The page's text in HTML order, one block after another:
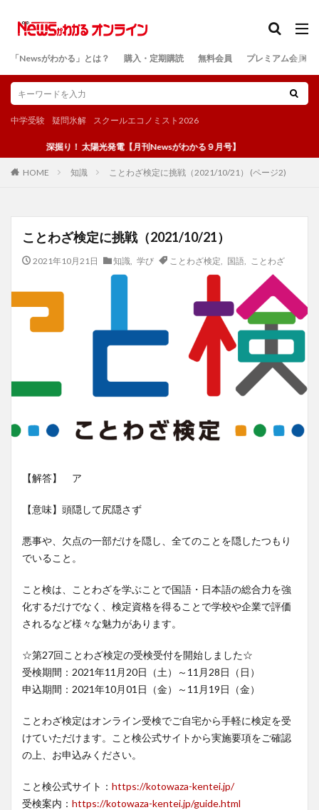
「Newsがわかる」とは？ 購入・定期購読 無料会員 プレミアム会員
中学受験 疑問氷解 スクールエコノミスト2026
深掘り！ 太陽光発電【月刊Newsがわかる９月号】
HOME 知識 ことわざ検定に挑戦（2021/10/21） (ページ2)
ことわざ検定に挑戦（2021/10/21）
2021年10月21日 知識 学び ことわざ検定 国語, ことわざ
【解答】 ア
【意味】頭隠して尻隠さず
悪事や、欠点の一部だけを隠し、全てのことを隠したつもり
でいること。
こと検は、ことわざを学ぶことで国語・日本語の総合力を強
化するだけでなく、検定資格を得ることで学校や企業で評価
されるなど様々な魅力があります。
☆第27回ことわざ検定の受検受付を開始しました☆
受検期間：2021年11月20日（土）～11月28日（日）
申込期間：2021年10月01日（金）～11月19日（金）
ことわざ検定はオンライン受検でご自宅から手軽に検定を受
けていただけます。こと検公式サイトから実施要項をご確認
の上、お申込みください。
こと検公式サイト： https://kotowaza-kentei.jp/
受検案内： https://kotowaza-kentei.jp/guide.html
検索